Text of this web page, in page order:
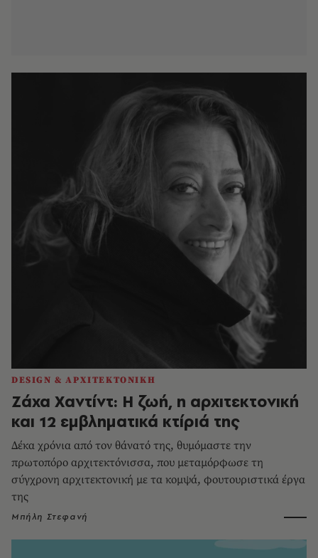
DESIGN & ΑΡΧΙΤΕΚΤΟΝΙΚΗ
Ζάχα Χαντίντ: Η ζωή, η αρχιτεκτονική
και 12 εμβληματικά κτίριά της
Δέκα χρόνια από τον θάνατό της, θυμόμαστε την
πρωτοπόρο αρχιτεκτόνισσα, που μεταμόρφωσε τη
σύγχρονη αρχιτεκτονική με τα κομψά, φουτουριστικά έργα
της
Μπήλη Στεφανή